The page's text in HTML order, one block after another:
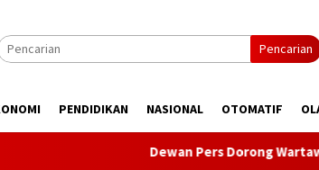
Pencarian
PENDIDIKAN NASIONAL OTOMATIF
Dewan Pers Dorong Wartawan